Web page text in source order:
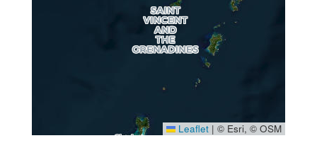
Leaflet | © Esri, © OSM